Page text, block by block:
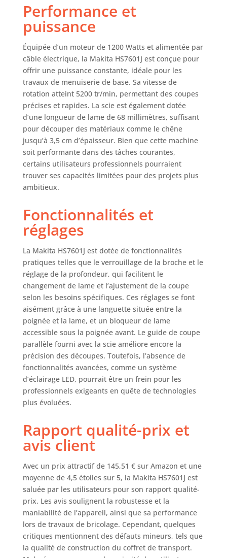
Performance et
puissance
Équipée d’un moteur de 1200 Watts et alimentée par
câble électrique, la Makita HS7601J est conçue pour
offrir une puissance constante, idéale pour les
travaux de menuiserie de base. Sa vitesse de
rotation atteint 5200 tr/min, permettant des coupes
précises et rapides. La scie est également dotée
d’une longueur de lame de 68 millimètres, suffisant
pour découper des matériaux comme le chêne
jusqu’à 3,5 cm d’épaisseur. Bien que cette machine
soit performante dans des tâches courantes,
certains utilisateurs professionnels pourraient
trouver ses capacités limitées pour des projets plus
ambitieux.
Fonctionnalités et
réglages
La Makita HS7601J est dotée de fonctionnalités
pratiques telles que le verrouillage de la broche et le
réglage de la profondeur, qui facilitent le
changement de lame et l’ajustement de la coupe
selon les besoins spécifiques. Ces réglages se font
aisément grâce à une languette située entre la
poignée et la lame, et un bloqueur de lame
accessible sous la poignée avant. Le guide de coupe
parallèle fourni avec la scie améliore encore la
précision des découpes. Toutefois, l’absence de
fonctionnalités avancées, comme un système
d’éclairage LED, pourrait être un frein pour les
professionnels exigeants en quête de technologies
plus évoluées.
Rapport qualité-prix et
avis client
Avec un prix attractif de 145,51 € sur Amazon et une
moyenne de 4,5 étoiles sur 5, la Makita HS7601J est
saluée par les utilisateurs pour son rapport qualité-
prix. Les avis soulignent la robustesse et la
maniabilité de l’appareil, ainsi que sa performance
lors de travaux de bricolage. Cependant, quelques
critiques mentionnent des défauts mineurs, tels que
la qualité de construction du coffret de transport.